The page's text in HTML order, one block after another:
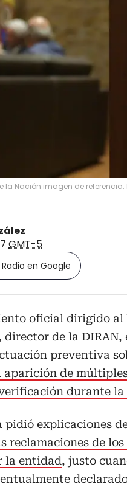
la Nación imagen de referencia.
GMT-5
en Google
oficial dirigido
director de la
preventiva
aparición de
durante
pidió explicaciones
reclamaciones de
la entidad, justo